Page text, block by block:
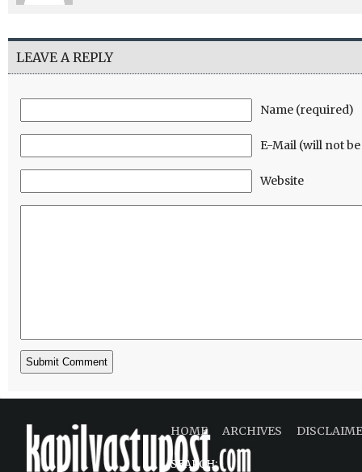
LEAVE A REPLY
Name (required)
E-Mail (will not
Website
HOME ARCHIVES
SEARCH: